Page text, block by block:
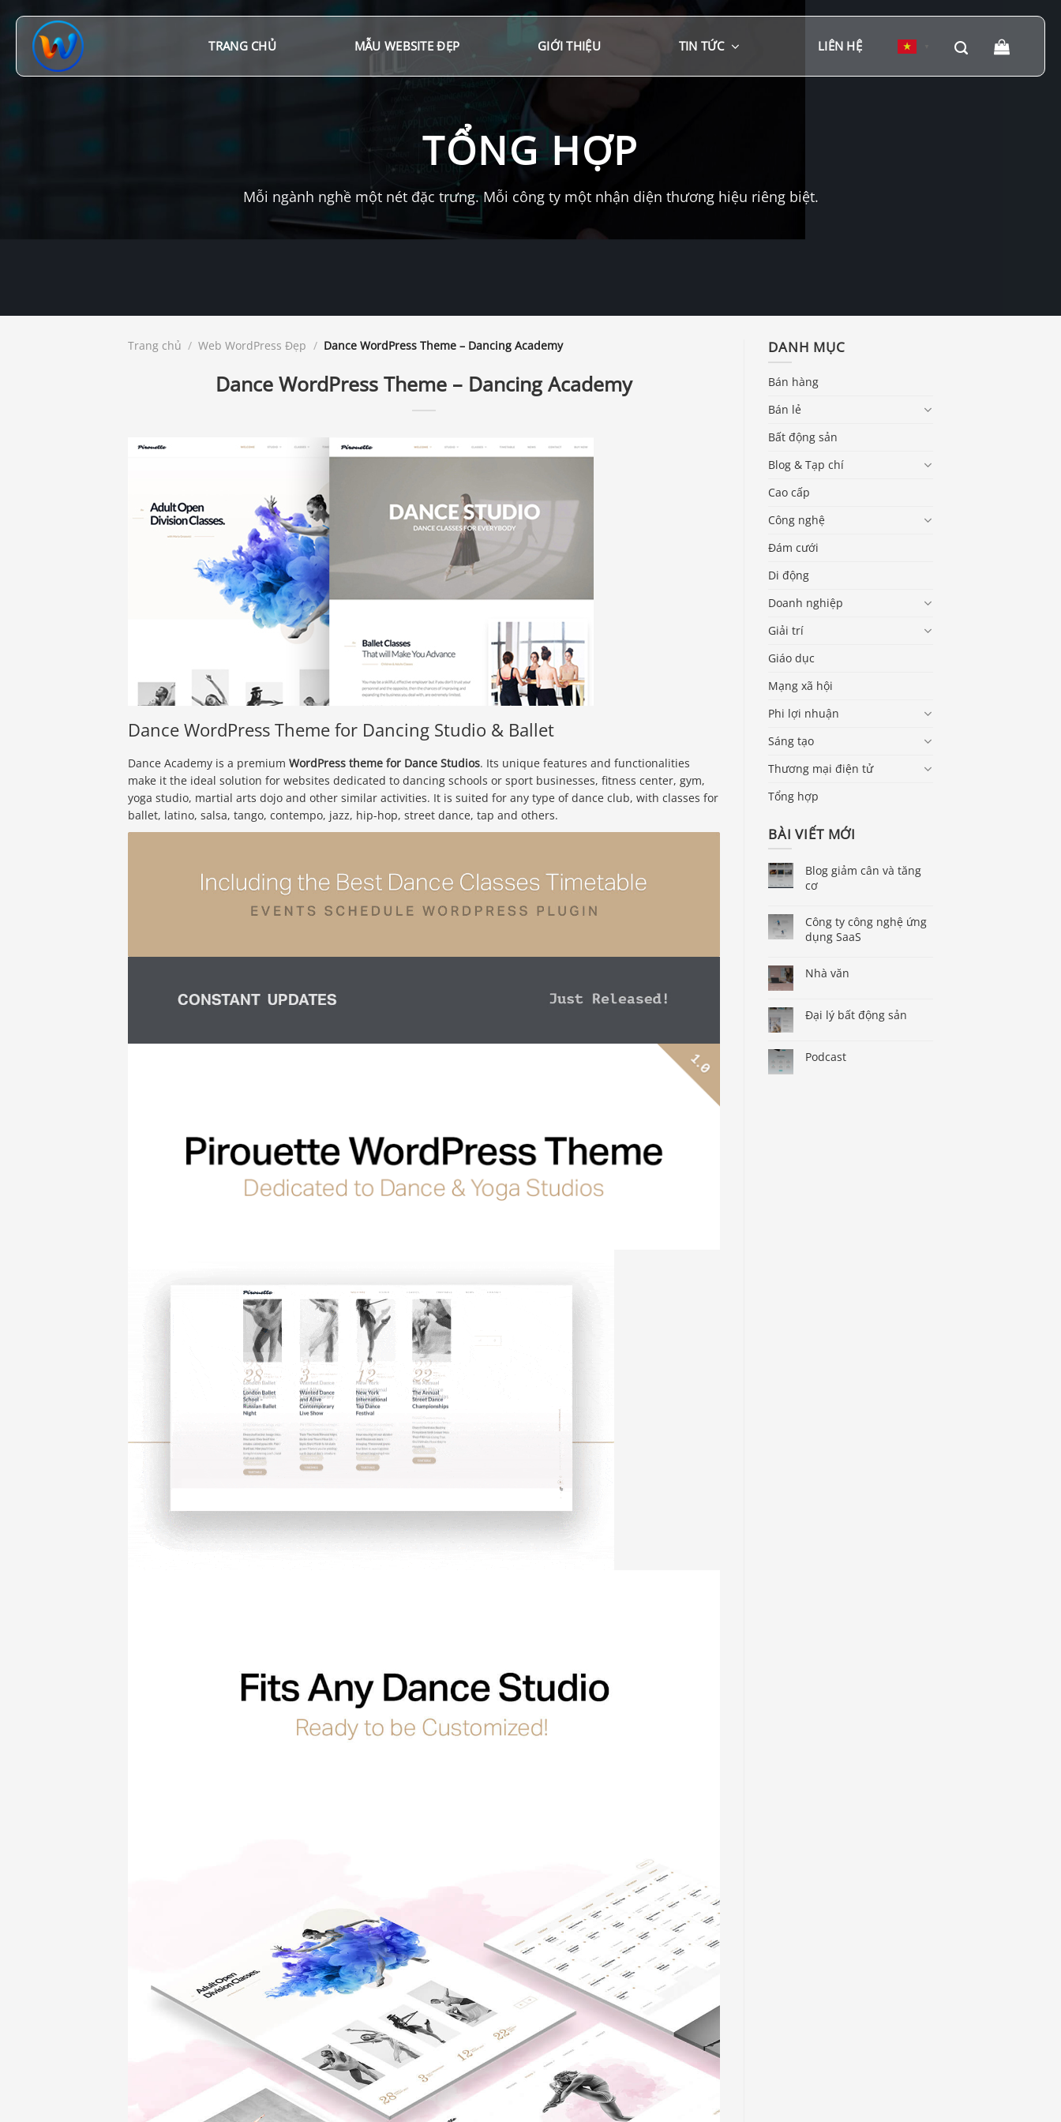
đến
TRANG CHỦ MẪU WEBSITE ĐẸP GIỚI THIỆU TIN TỨC LIÊN HỆ
TỔNG HỢP
Mỗi ngành nghề một nét đặc trưng. Mỗi công ty một nhận diện thương hiệu riêng biệt.
Trang chủ / Web WordPress Đẹp / Dance WordPress Theme – Dancing Academy
Dance WordPress Theme – Dancing Academy
Dance WordPress Theme for Dancing Studio & Ballet
Dance Academy is a premium WordPress theme for Dance Studios. Its unique features and functionalities
make it the ideal solution for websites dedicated to dancing schools or sport businesses, fitness center, gym,
yoga studio, martial arts dojo and other similar activities. It is suited for any type of dance club, with classes for
ballet, latino, salsa, tango, contempo, jazz, hip-hop, street dance, tap and others.
DANH MỤC
Bán hàng
Bán lẻ
Bất động sản
Blog & Tạp chí
Cao cấp
Công nghệ
Đám cưới
Di động
Doanh nghiệp
Giải trí
Giáo dục
Mạng xã hội
Phi lợi nhuận
Sáng tạo
Thương mại điện tử
Tổng hợp
BÀI VIẾT MỚI
Blog giảm cân và tăng
cơ
Công ty công nghệ ứng
dụng SaaS
Nhà văn
Đại lý bất động sản
Podcast